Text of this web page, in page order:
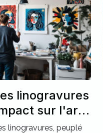
linogravures
sur l'art
linogravures, peuplé